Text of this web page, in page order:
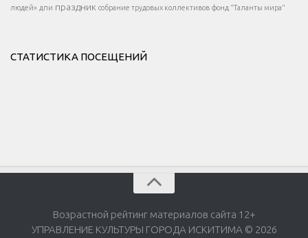
людей» дпи праздник собрание трудовых коллективов фонд "Таланты мира"
СТАТИСТИКА ПОСЕЩЕНИЙ
Возрастной рейтинг материалов сайта 12+
УПРАВЛЕНИЕ КУЛЬТУРЫ ГОРОДА ИСКИТИМА © 2026